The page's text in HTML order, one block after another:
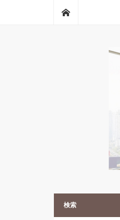
検索